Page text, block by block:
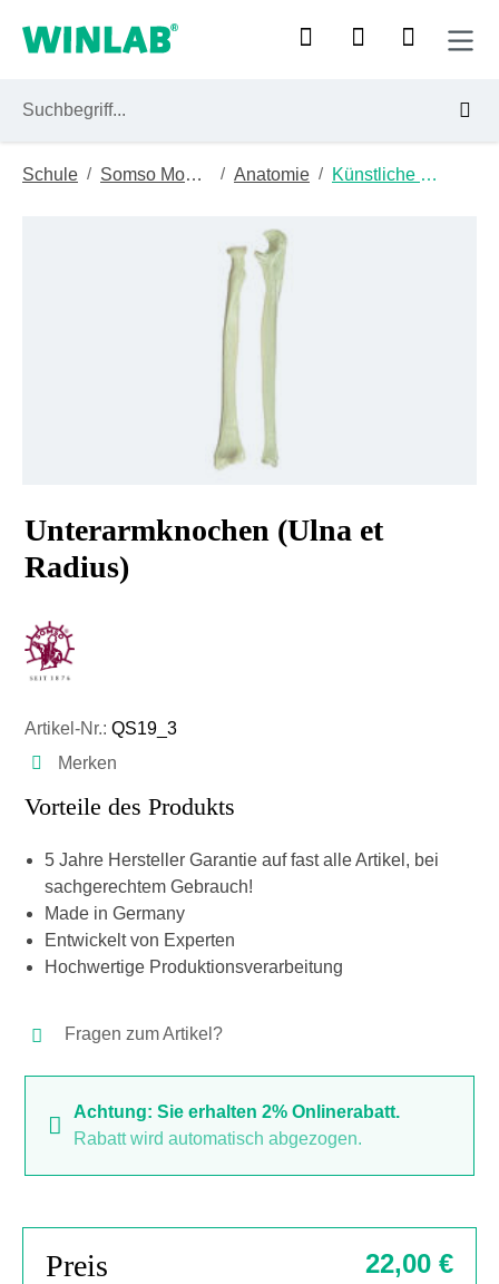
Zum Hauptinhalt springen
Schule / Somso Modelle / Anatomie / Künstliche Knochenpräparate
Unterarmknochen (Ulna et
Radius)
Artikel-Nr.: QS19_3
Merken
Vorteile des Produkts
5 Jahre Hersteller Garantie auf fast alle Artikel, bei
sachgerechtem Gebrauch!
Made in Germany
Entwickelt von Experten
Hochwertige Produktionsverarbeitung
Fragen zum Artikel?
Achtung: Sie erhalten 2% Onlinerabatt.
Rabatt wird automatisch abgezogen.
Preis 22,00 €